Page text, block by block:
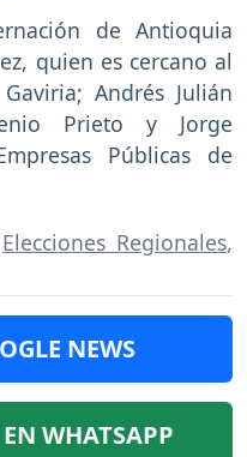
de Antioquia
quien es cercano al
Andrés Julián
Prieto y Jorge
Públicas de
Elecciones Regionales,
NEWS
WHATSAPP